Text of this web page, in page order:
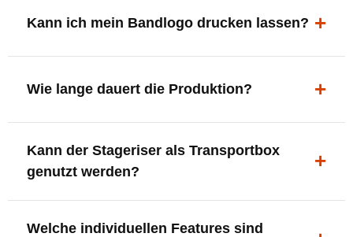
ergonomisch, sicher und gut sichtbar.
Kann ich mein Bandlogo drucken lassen?
deine Bühne, deine Marke.
Wie lange dauert die Produktion?
innerhalb Deutschlands kostenfrei.
Kann der Stageriser als Transportbox
genutzt werden?
oder Zubehör nutzen.
Welche individuellen Features sind